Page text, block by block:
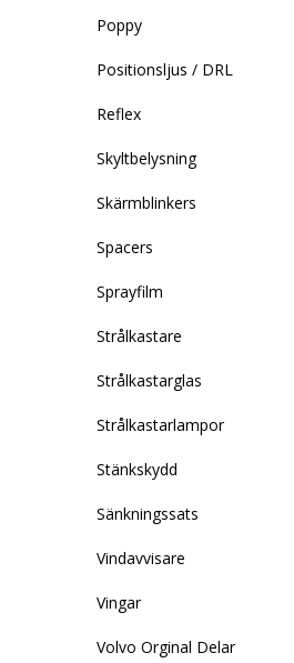
Poppy
Positionsljus / DRL
Reflex
Skyltbelysning
Skärmblinkers
Spacers
Sprayfilm
Strålkastare
Strålkastarglas
Strålkastarlampor
Stänkskydd
Sänkningssats
Vindavvisare
Vingar
Volvo Orginal Delar